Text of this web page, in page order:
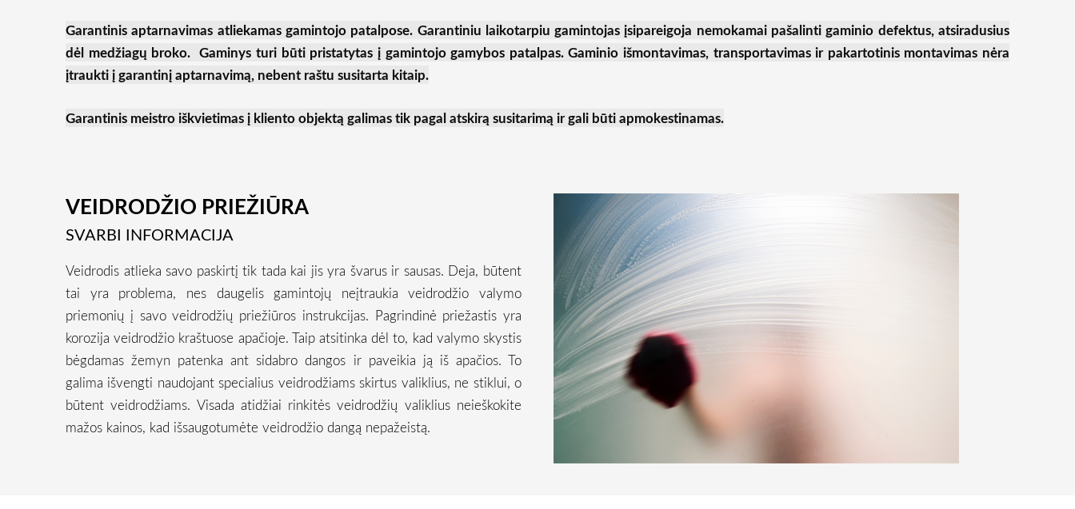
Garantinis aptarnavimas atliekamas gamintojo patalpose. Garantiniu laikotarpiu gamintojas įsipareigoja nemokamai pašalinti gaminio defektus, atsiradusius
dėl medžiagų broko. Gaminys turi būti pristatytas į gamintojo gamybos patalpas. Gaminio išmontavimas, transportavimas ir pakartotinis montavimas nėra
įtraukti į garantinį aptarnavimą, nebent raštu susitarta kitaip.
Garantinis meistro iškvietimas į kliento objektą galimas tik pagal atskirą susitarimą ir gali būti apmokestinamas.
VEIDRODŽIO PRIEŽIŪRA
SVARBI INFORMACIJA
Veidrodis atlieka savo paskirtį tik tada kai jis yra švarus ir sausas. Deja, būtent
tai yra problema, nes daugelis gamintojų neįtraukia veidrodžio valymo
priemonių į savo veidrodžių priežiūros instrukcijas. Pagrindinė priežastis yra
korozija veidrodžio kraštuose apačioje. Taip atsitinka dėl to, kad valymo skystis
bėgdamas žemyn patenka ant sidabro dangos ir paveikia ją iš apačios. To
galima išvengti naudojant specialius veidrodžiams skirtus valiklius, ne stiklui, o
būtent veidrodžiams. Visada atidžiai rinkitės veidrodžių valiklius neieškokite
mažos kainos, kad išsaugotumėte veidrodžio dangą nepažeistą.